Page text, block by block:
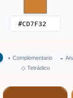
◑ Complementario ◒
◇ Tetrádico